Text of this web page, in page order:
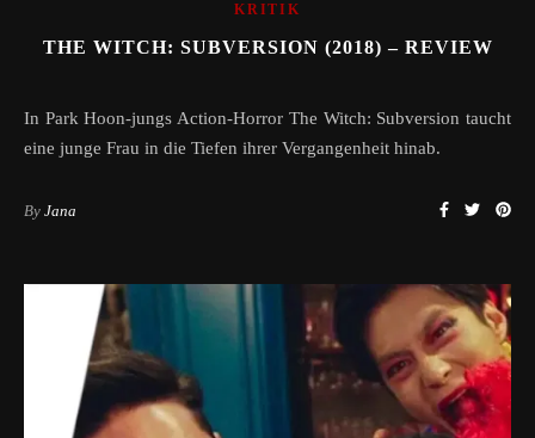
KRITIK
THE WITCH: SUBVERSION (2018) – REVIEW
In Park Hoon-jungs Action-Horror The Witch: Subversion taucht
eine junge Frau in die Tiefen ihrer Vergangenheit hinab.
By Jana